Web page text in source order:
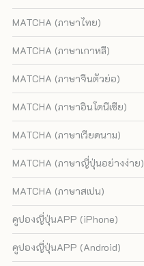
MATCHA (ภาษาไทย)
MATCHA (ภาษาเกาหลี)
MATCHA (ภาษาจีนตัวย่อ)
MATCHA (ภาษาอินโดนีเซีย)
MATCHA (ภาษาเวียดนาม)
MATCHA (ภาษาญี่ปุ่นอย่างง่าย)
MATCHA (ภาษาสเปน)
คูปองญี่ปุ่นAPP (iPhone)
คูปองญี่ปุ่นAPP (Android)